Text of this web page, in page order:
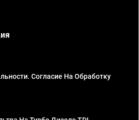
Согласие На Обработку